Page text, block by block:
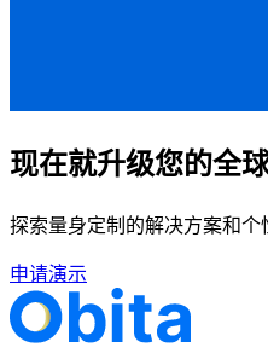
现在就升级您的全
探索量身定制的解决方案和个
申请演示